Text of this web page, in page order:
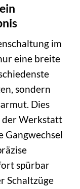
im
eine breite
sondern
Dies
der Werkstatt
Gangwechsel
spürbar
Schaltzüge